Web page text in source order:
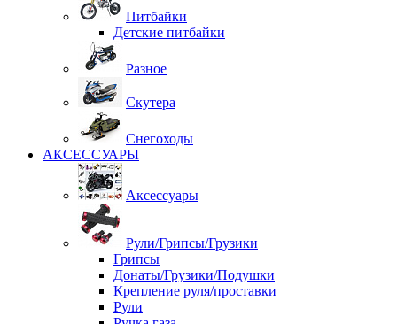
Питбайки
Детские питбайки
Разное
Скутера
Снегоходы
АКСЕССУАРЫ
Аксессуары
Рули/Грипсы/Грузики
Грипсы
Донаты/Грузики/Подушки
Крепление руля/проставки
Рули